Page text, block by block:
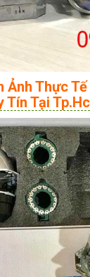
Ảnh Thực
Tín Tại